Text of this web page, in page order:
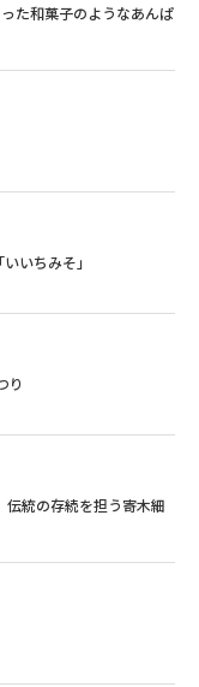
た和菓子のようなあんぱ
いちみそ」
り
統の存続を担う寄木細